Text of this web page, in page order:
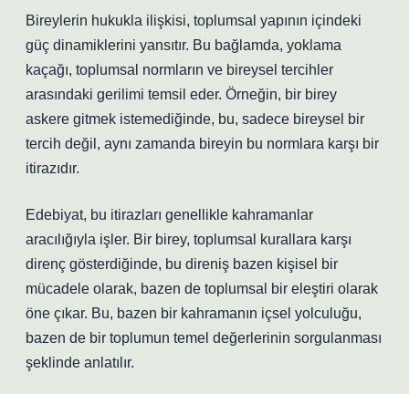
Bireylerin hukukla ilişkisi, toplumsal yapının içindeki
güç dinamiklerini yansıtır. Bu bağlamda, yoklama
kaçağı, toplumsal normların ve bireysel tercihler
arasındaki gerilimi temsil eder. Örneğin, bir birey
askere gitmek istemediğinde, bu, sadece bireysel bir
tercih değil, aynı zamanda bireyin bu normlara karşı bir
itirazıdır.
Edebiyat, bu itirazları genellikle kahramanlar
aracılığıyla işler. Bir birey, toplumsal kurallara karşı
direnç gösterdiğinde, bu direniş bazen kişisel bir
mücadele olarak, bazen de toplumsal bir eleştiri olarak
öne çıkar. Bu, bazen bir kahramanın içsel yolculuğu,
bazen de bir toplumun temel değerlerinin sorgulanması
şeklinde anlatılır.